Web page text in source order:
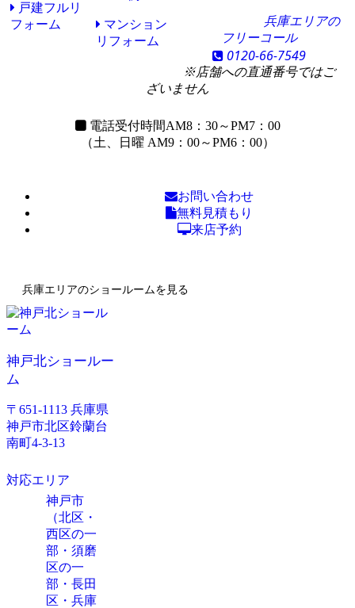
戸建フルリ
フォーム
マンション
リフォーム
兵庫エリアの
フリーコール
0120-66-7549
※店舗への直通番号ではご
ざいません
電話受付時間AM8：30～PM7：00
（土、日曜 AM9：00～PM6：00）
お問い合わせ
無料見積もり
来店予約
兵庫エリアのショールームを見る
神戸北ショールー
ム
〒651-1113 兵庫県
神戸市北区鈴蘭台
南町4-3-13
対応エリア
神戸市
（北区・
西区の一
部・須磨
区の一
部・長田
区・兵庫